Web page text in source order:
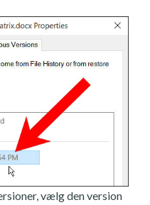
vælg den version